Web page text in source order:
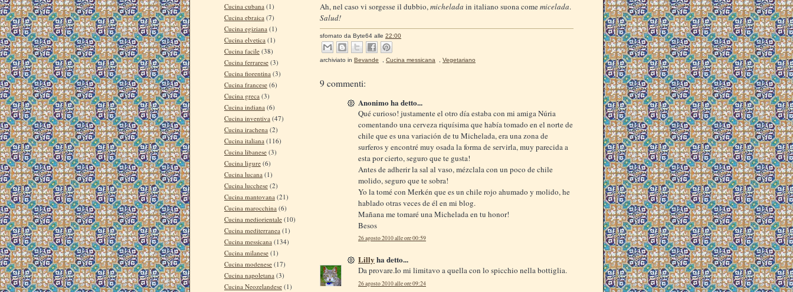
Cucina cubana (1)
Cucina ebraica (7)
Cucina egiziana (1)
Cucina elvetica (1)
Cucina facile (38)
Cucina ferrarese (3)
Cucina fiorentina (3)
Cucina francese (6)
Cucina greca (3)
Cucina indiana (6)
Cucina inventiva (47)
Cucina irachena (2)
Cucina italiana (116)
Cucina libanese (3)
Cucina ligure (6)
Cucina lucana (1)
Cucina lucchese (2)
Cucina mantovana (21)
Cucina marocchina (6)
Cucina mediorientale (10)
Cucina mediterranea (1)
Cucina messicana (134)
Cucina milanese (1)
Cucina modenese (17)
Cucina napoletana (3)
Cucina Neozelandese (1)
Ah, nel caso vi sorgesse il dubbio,michelada in italiano suona comemicelada.
Salud!
sfornato da Byte64 alle 22:00
archiviato in Bevande Cucina messicana Vegetariano
9 commenti:
Anonimo ha detto...
Qué curioso! justamente el otro día estaba con mi amiga Núria
comentando una cerveza riquísima que había tomado en el norte de
chile que es una variación de tu Michelada, era una zona de
surferos y encontré muy osada la forma de servirla, muy parecida a
esta por cierto, seguro que te gusta!
Antes de adherir la sal al vaso, mézclala con un poco de chile
molido, seguro que te sobra!
Yo la tomé con Merkén que es un chile rojo ahumado y molido, he
hablado otras veces de él en mi blog.
Mañana me tomaré una Michelada en tu honor!
Besos
26 agosto 2010 alle ore 00:59
Lilly ha detto...
Da provare.Io mi limitavo a quella con lo spicchio nella bottiglia.
26 agosto 2010 alle ore 09:24